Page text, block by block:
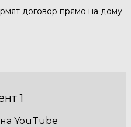
договор прямо на дому
1